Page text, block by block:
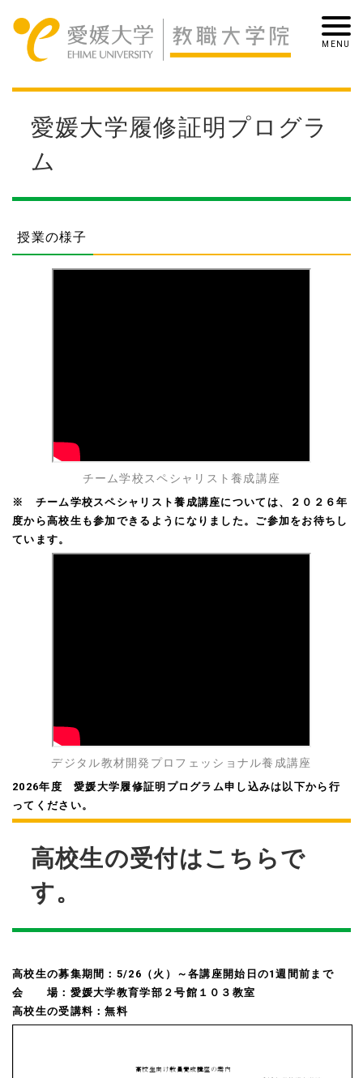
愛媛大学履修証明プログラ
ム
授業の様子
チーム学校スペシャリスト養成講座
※ チーム学校スペシャリスト養成講座については、２０２６年
度から高校生も参加できるようになりました。ご参加をお待ちし
ています。
デジタル教材開発プロフェッショナル養成講座
2026年度 愛媛大学履修証明プログラム申し込みは以下から行
ってください。
高校生の受付はこちらで
す。
高校生の募集期間：5/26（火）～各講座開始日の1週間前まで
会 場：愛媛大学教育学部２号館１０３教室
高校生の受講料：無料